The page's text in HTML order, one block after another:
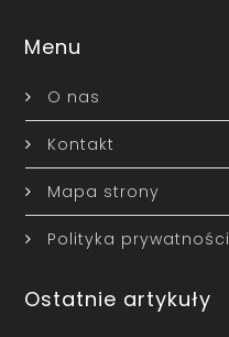
Menu
O nas
Kontakt
Mapa strony
Polityka prywatności
Ostatnie artykuły